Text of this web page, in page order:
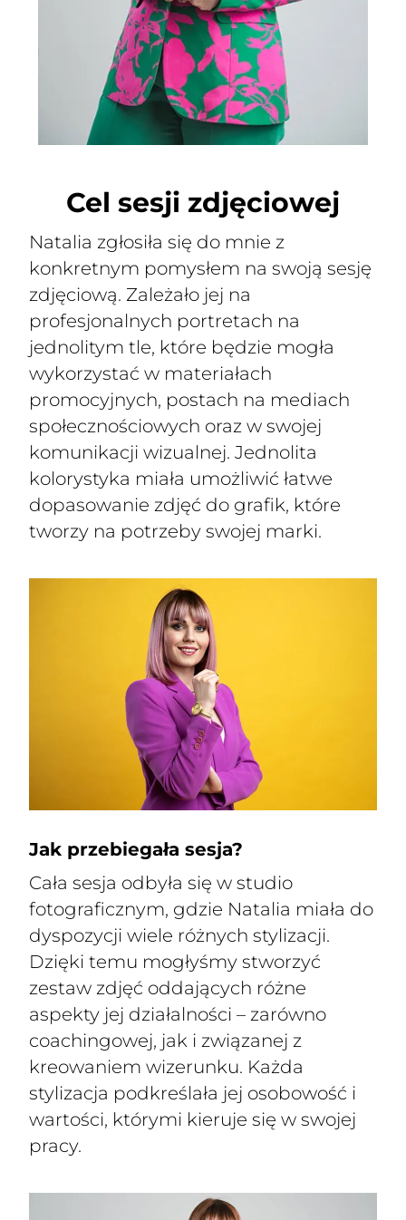
Cel sesji zdjęciowej
Natalia zgłosiła się do mnie z
konkretnym pomysłem na swoją sesję
zdjęciową. Zależało jej na
profesjonalnych portretach na
jednolitym tle, które będzie mogła
wykorzystać w materiałach
promocyjnych, postach na mediach
społecznościowych oraz w swojej
komunikacji wizualnej. Jednolita
kolorystyka miała umożliwić łatwe
dopasowanie zdjęć do grafik, które
tworzy na potrzeby swojej marki.
Jak przebiegała sesja?
Cała sesja odbyła się w studio
fotograficznym, gdzie Natalia miała do
dyspozycji wiele różnych stylizacji.
Dzięki temu mogłyśmy stworzyć
zestaw zdjęć oddających różne
aspekty jej działalności – zarówno
coachingowej, jak i związanej z
kreowaniem wizerunku. Każda
stylizacja podkreślała jej osobowość i
wartości, którymi kieruje się w swojej
pracy.